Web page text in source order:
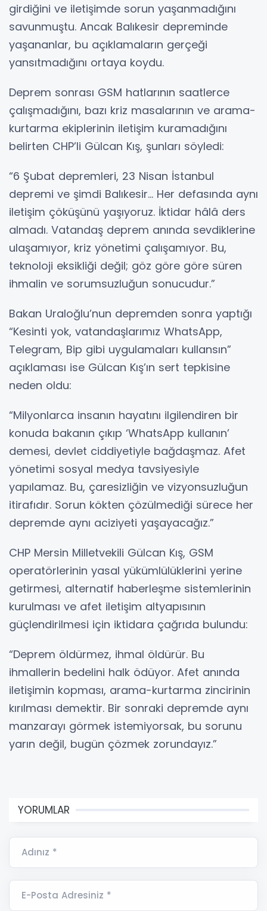
girdiğini ve iletişimde sorun yaşanmadığını
savunmuştu. Ancak Balıkesir depreminde
yaşananlar, bu açıklamaların gerçeği
yansıtmadığını ortaya koydu.
Deprem sonrası GSM hatlarının saatlerce
çalışmadığını, bazı kriz masalarının ve arama-
kurtarma ekiplerinin iletişim kuramadığını
belirten CHP’li Gülcan Kış, şunları söyledi:
“6 Şubat depremleri, 23 Nisan İstanbul
depremi ve şimdi Balıkesir… Her defasında aynı
iletişim çöküşünü yaşıyoruz. İktidar hâlâ ders
almadı. Vatandaş deprem anında sevdiklerine
ulaşamıyor, kriz yönetimi çalışamıyor. Bu,
teknoloji eksikliği değil; göz göre göre süren
ihmalin ve sorumsuzluğun sonucudur.”
Bakan Uraloğlu’nun depremden sonra yaptığı
“Kesinti yok, vatandaşlarımız WhatsApp,
Telegram, Bip gibi uygulamaları kullansın”
açıklaması ise Gülcan Kış’ın sert tepkisine
neden oldu:
“Milyonlarca insanın hayatını ilgilendiren bir
konuda bakanın çıkıp ‘WhatsApp kullanın’
demesi, devlet ciddiyetiyle bağdaşmaz. Afet
yönetimi sosyal medya tavsiyesiyle
yapılamaz. Bu, çaresizliğin ve vizyonsuzluğun
itirafıdır. Sorun kökten çözülmediği sürece her
depremde aynı aciziyeti yaşayacağız.”
CHP Mersin Milletvekili Gülcan Kış, GSM
operatörlerinin yasal yükümlülüklerini yerine
getirmesi, alternatif haberleşme sistemlerinin
kurulması ve afet iletişim altyapısının
güçlendirilmesi için iktidara çağrıda bulundu:
“Deprem öldürmez, ihmal öldürür. Bu
ihmallerin bedelini halk ödüyor. Afet anında
iletişimin kopması, arama-kurtarma zincirinin
kırılması demektir. Bir sonraki depremde aynı
manzarayı görmek istemiyorsak, bu sorunu
yarın değil, bugün çözmek zorundayız.”
YORUMLAR
Adınız *
E-Posta Adresiniz *